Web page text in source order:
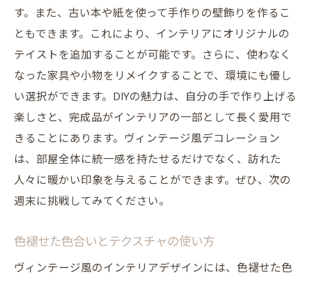
す。また、古い本や紙を使って手作りの壁飾りを作るこ
ともできます。これにより、インテリアにオリジナルの
テイストを追加することが可能です。さらに、使わなく
なった家具や小物をリメイクすることで、環境にも優し
い選択ができます。DIYの魅力は、自分の手で作り上げる
楽しさと、完成品がインテリアの一部として長く愛用で
きることにあります。ヴィンテージ風デコレーション
は、部屋全体に統一感を持たせるだけでなく、訪れた
人々に暖かい印象を与えることができます。ぜひ、次の
週末に挑戦してみてください。
色褪せた色合いとテクスチャの使い方
ヴィンテージ風のインテリアデザインには、色褪せた色